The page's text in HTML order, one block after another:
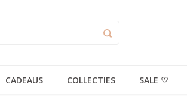
CADEAUS COLLECTIES SALE ♡